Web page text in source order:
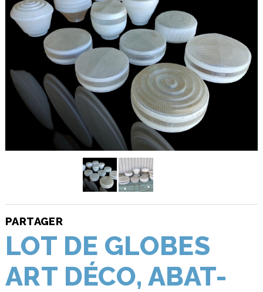
PARTAGER
LOT DE GLOBES
ART DÉCO, ABAT-